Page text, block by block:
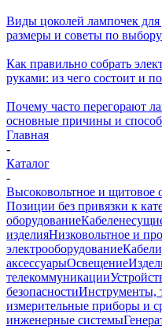
Виды цоколей лампочек
размеры и советы по выбору
Как правильно собрать
руками: из чего состоит и
Почему часто перегорают
основные причины и
Главная
-
Каталог
-
Высоковольтное и щитовое
Позиции без привязки к
оборудование
изделияНизковольтное и
электрооборудование
аксессуарыОсвещение
телекоммуникации
безопасностиИнструменты,
измерительные приборы и
инженерные системы